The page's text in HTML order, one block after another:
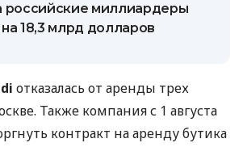
российские миллиардеры
18,3 млрд долларов
отказалась от аренды трех
Также компания с 1 августа
контракт на аренду бутика